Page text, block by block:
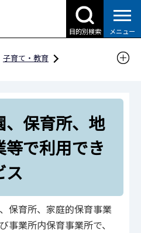
目的別検索 メニュー
子育て・教育
ービス）
ービス
育所、地域型保育事業等で利
ビス
、保育所、地
で利用でき
ス
保育所、家庭的保育事業
事業所内保育事業所で、